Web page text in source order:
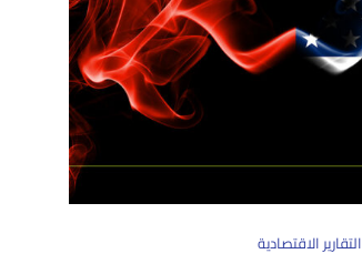
التقارير الاقتصادية